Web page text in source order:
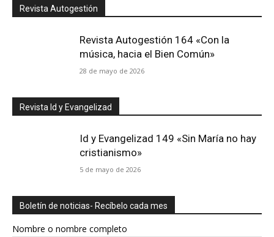
Revista Autogestión
Revista Autogestión 164 «Con la
música, hacia el Bien Común»
28 de mayo de 2026
Revista Id y Evangelizad
Id y Evangelizad 149 «Sin María no hay
cristianismo»
5 de mayo de 2026
Boletín de noticias- Recíbelo cada mes
Nombre o nombre completo